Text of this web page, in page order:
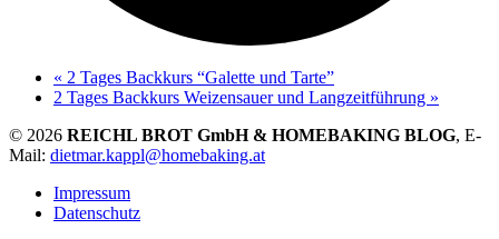
« 2 Tages Backkurs “Galette und Tarte”
2 Tages Backkurs Weizensauer und Langzeitführung »
© 2026 REICHL BROT GmbH & HOMEBAKING BLOG, E-
Mail: dietmar.kappl@homebaking.at
Impressum
Datenschutz